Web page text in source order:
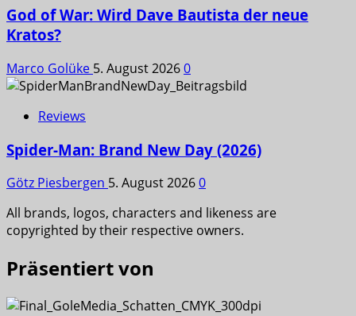
God of War: Wird Dave Bautista der neue
Kratos?
Marco Golüke 5. August 20260
Reviews
Spider-Man: Brand New Day (2026)
Götz Piesbergen 5. August 20260
All brands, logos, characters and likeness are
copyrighted by their respective owners.
Präsentiert von